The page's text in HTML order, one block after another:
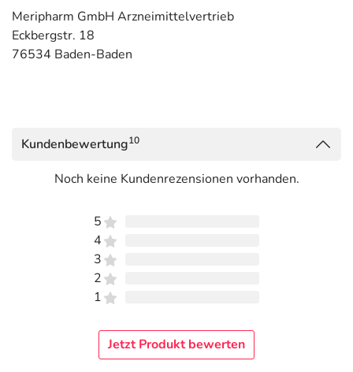
Meripharm GmbH Arzneimittelvertrieb
Eckbergstr. 18
76534 Baden-Baden
Kundenbewertung10
Noch keine Kundenrezensionen vorhanden.
5
4
3
2
1
Jetzt Produkt bewerten